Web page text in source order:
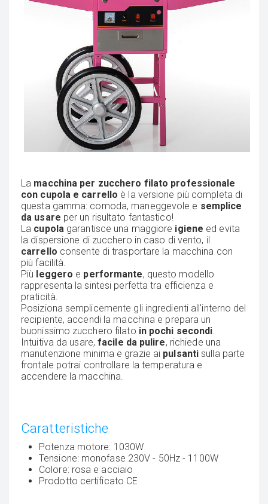
La macchina per zucchero filato professionale
con cupola e carrello è la versione più completa di
questa gamma: comoda, maneggevole e semplice
da usare per un risultato fantastico!
La cupola garantisce una maggiore igiene ed evita
la dispersione di zucchero in caso di vento, il
carrello consente di trasportare la macchina con
più facilità.
Più leggero e performante, questo modello
rappresenta la sintesi perfetta tra efficienza e
praticità.
Posiziona semplicemente gli ingredienti all'interno del
recipiente, accendi la macchina e prepara un
buonissimo zucchero filato in pochi secondi.
Intuitiva da usare, facile da pulire, richiede una
manutenzione minima e grazie ai pulsantisulla parte
frontale potrai controllare la temperatura e
accendere la macchina.
Caratteristiche
Potenza motore: 1030W
Tensione: monofase 230V - 50Hz - 1100W
Colore: rosa e acciaio
Prodotto certificato CE